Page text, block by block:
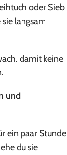
oder Sieb
langsam
damit keine
und
ein paar
du sie